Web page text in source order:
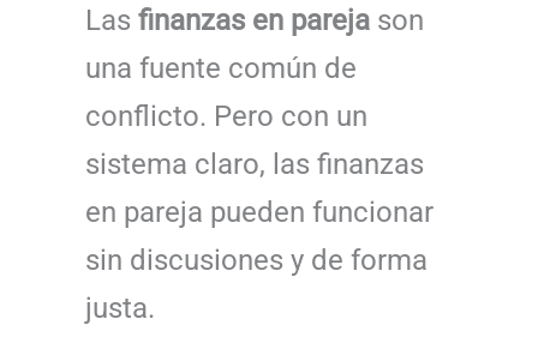
Las finanzas en pareja son
una fuente común de
conflicto. Pero con un
sistema claro, las finanzas
en pareja pueden funcionar
sin discusiones y de forma
justa.